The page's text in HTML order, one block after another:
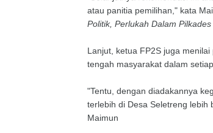
atau panitia pemilihan," kata
Politik, Perlukah Dalam
Lanjut, ketua FP2S juga
tengah masyarakat dalam
"Tentu, dengan diadakannya
terlebih di Desa Seletreng lebih
Maimun